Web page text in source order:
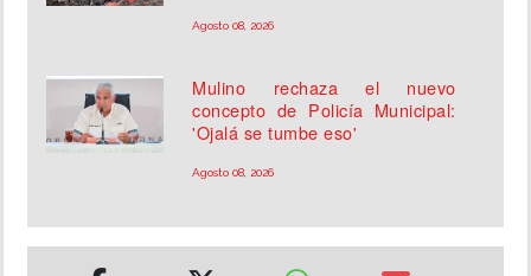
Agosto 08, 2026
Mulino rechaza el nuevo
concepto de Policía Municipal:
'Ojalá se tumbe eso'
Agosto 08, 2026